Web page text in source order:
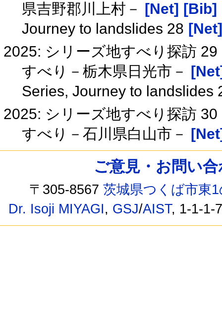
県吉野郡川上村－ [Net] [Bib]
Journey to landslides 28 [Net]
2025: シリーズ地すべり探訪
すべり－栃木県日光市－
Series, Journey to landslides
2025: シリーズ地すべり探訪
すべり－石川県白山市－
ご意見・お問い
〒305-8567茨城県つくば市東
Dr. Isoji MIYAGI, GSJ/AIST, 1-1-1-